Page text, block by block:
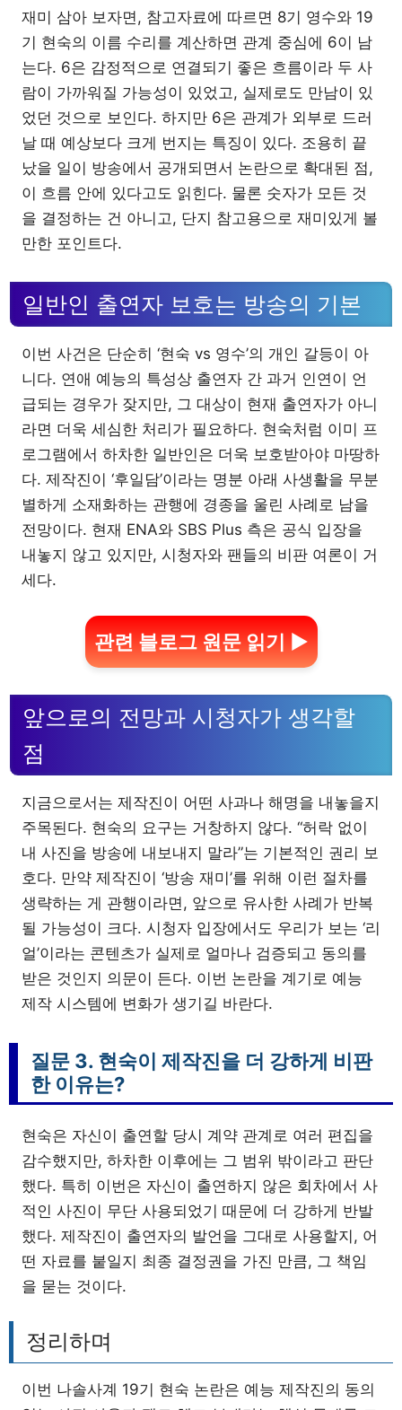
재미 삼아 보자면, 참고자료에 따르면 8기 영수와 19
기 현숙의 이름 수리를 계산하면 관계 중심에 6이 남
는다. 6은 감정적으로 연결되기 좋은 흐름이라 두 사
람이 가까워질 가능성이 있었고, 실제로도 만남이 있
었던 것으로 보인다. 하지만 6은 관계가 외부로 드러
날 때 예상보다 크게 번지는 특징이 있다. 조용히 끝
났을 일이 방송에서 공개되면서 논란으로 확대된 점,
이 흐름 안에 있다고도 읽힌다. 물론 숫자가 모든 것
을 결정하는 건 아니고, 단지 참고용으로 재미있게 볼
만한 포인트다.
일반인 출연자 보호는 방송의 기본
이번 사건은 단순히 ‘현숙 vs 영수’의 개인 갈등이 아
니다. 연애 예능의 특성상 출연자 간 과거 인연이 언
급되는 경우가 잦지만, 그 대상이 현재 출연자가 아니
라면 더욱 세심한 처리가 필요하다. 현숙처럼 이미 프
로그램에서 하차한 일반인은 더욱 보호받아야 마땅하
다. 제작진이 ‘후일담’이라는 명분 아래 사생활을 무분
별하게 소재화하는 관행에 경종을 울린 사례로 남을
전망이다. 현재 ENA와 SBS Plus 측은 공식 입장을
내놓지 않고 있지만, 시청자와 팬들의 비판 여론이 거
세다.
관련 블로그 원문 읽기 ▶
앞으로의 전망과 시청자가 생각할
점
지금으로서는 제작진이 어떤 사과나 해명을 내놓을지
주목된다. 현숙의 요구는 거창하지 않다. “허락 없이
내 사진을 방송에 내보내지 말라”는 기본적인 권리 보
호다. 만약 제작진이 ‘방송 재미’를 위해 이런 절차를
생략하는 게 관행이라면, 앞으로 유사한 사례가 반복
될 가능성이 크다. 시청자 입장에서도 우리가 보는 ‘리
얼’이라는 콘텐츠가 실제로 얼마나 검증되고 동의를
받은 것인지 의문이 든다. 이번 논란을 계기로 예능
제작 시스템에 변화가 생기길 바란다.
질문 3. 현숙이 제작진을 더 강하게 비판
한 이유는?
현숙은 자신이 출연할 당시 계약 관계로 여러 편집을
감수했지만, 하차한 이후에는 그 범위 밖이라고 판단
했다. 특히 이번은 자신이 출연하지 않은 회차에서 사
적인 사진이 무단 사용되었기 때문에 더 강하게 반발
했다. 제작진이 출연자의 발언을 그대로 사용할지, 어
떤 자료를 붙일지 최종 결정권을 가진 만큼, 그 책임
을 묻는 것이다.
정리하며
이번 나솔사계 19기 현숙 논란은 예능 제작진의 동의